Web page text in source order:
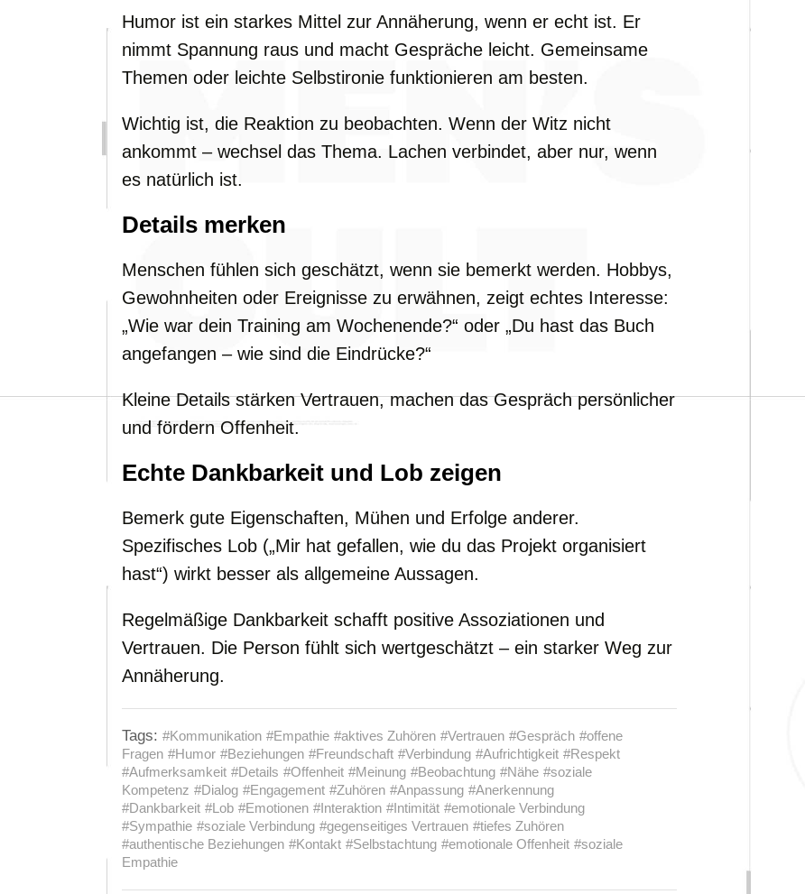
Humor ist ein starkes Mittel zur Annäherung, wenn er echt ist. Er
nimmt Spannung raus und macht Gespräche leicht. Gemeinsame
Themen oder leichte Selbstironie funktionieren am besten.
Wichtig ist, die Reaktion zu beobachten. Wenn der Witz nicht
ankommt – wechsel das Thema. Lachen verbindet, aber nur, wenn
es natürlich ist.
Details merken
Menschen fühlen sich geschätzt, wenn sie bemerkt werden. Hobbys,
Gewohnheiten oder Ereignisse zu erwähnen, zeigt echtes Interesse:
„Wie war dein Training am Wochenende?“ oder „Du hast das Buch
angefangen – wie sind die Eindrücke?“
Kleine Details stärken Vertrauen, machen das Gespräch persönlicher
und fördern Offenheit.
Echte Dankbarkeit und Lob zeigen
Bemerk gute Eigenschaften, Mühen und Erfolge anderer.
Spezifisches Lob („Mir hat gefallen, wie du das Projekt organisiert
hast“) wirkt besser als allgemeine Aussagen.
Regelmäßige Dankbarkeit schafft positive Assoziationen und
Vertrauen. Die Person fühlt sich wertgeschätzt – ein starker Weg zur
Annäherung.
Tags: #Kommunikation #Empathie #aktives Zuhören #Vertrauen #Gespräch #offene
Fragen #Humor #Beziehungen #Freundschaft #Verbindung #Aufrichtigkeit #Respekt
#Aufmerksamkeit #Details #Offenheit #Meinung #Beobachtung #Nähe #soziale
Kompetenz #Dialog #Engagement #Zuhören #Anpassung #Anerkennung
#Dankbarkeit #Lob #Emotionen #Interaktion #Intimität #emotionale Verbindung
#Sympathie #soziale Verbindung #gegenseitiges Vertrauen #tiefes Zuhören
#authentische Beziehungen #Kontakt #Selbstachtung #emotionale Offenheit #soziale
Empathie